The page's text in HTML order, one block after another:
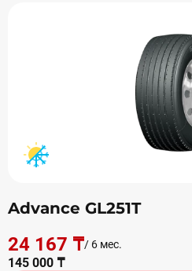
Advance GL251T
24 167 ₸/ 6 мес.
145 000 ₸